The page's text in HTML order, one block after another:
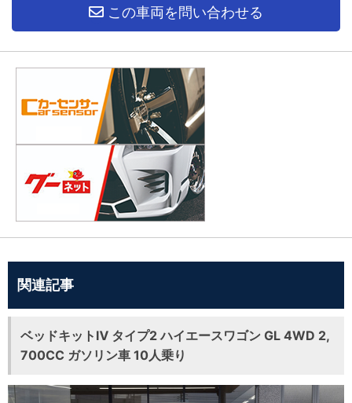
この車両を問い合わせる
関連記事
ベッドキットⅣ タイプ2 ハイエースワゴン GL 4WD 2,
700CC ガソリン車 10人乗り